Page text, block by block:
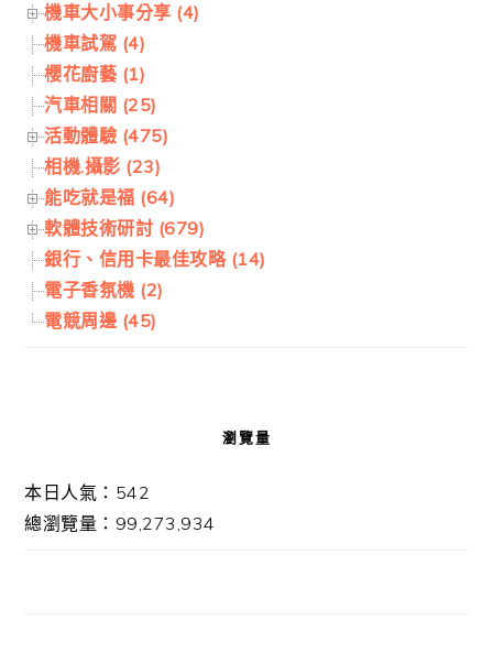
機車大小事分享 (4)
機車試駕 (4)
櫻花廚藝 (1)
汽車相關 (25)
活動體驗 (475)
相機.攝影 (23)
能吃就是福 (64)
軟體技術研討 (679)
銀行、信用卡最佳攻略 (14)
電子香氛機 (2)
電競周邊 (45)
瀏覽量
本日人氣：542
總瀏覽量：99,273,934